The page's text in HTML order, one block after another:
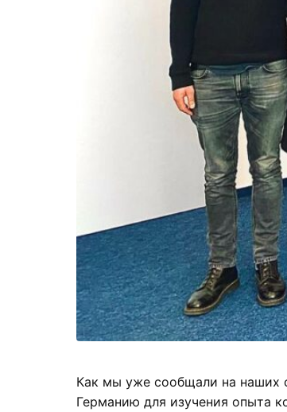
Как мы уже сообщали на наших
Германию для изучения опыта